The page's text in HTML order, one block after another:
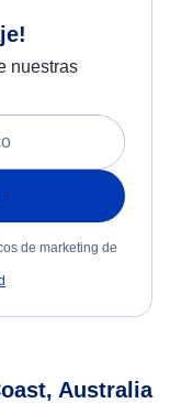
nuestras
de marketing de
Australia